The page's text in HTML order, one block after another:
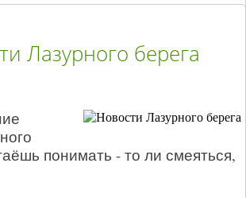
Лазурного берега
понимать - то ли смеяться,